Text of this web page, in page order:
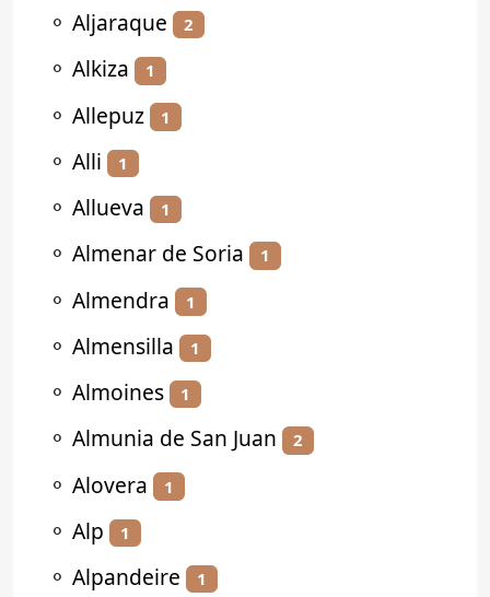
⚬ Aljaraque 2
⚬ Alkiza 1
⚬ Allepuz 1
⚬ Alli 1
⚬ Allueva 1
⚬ Almenar de Soria 1
⚬ Almendra 1
⚬ Almensilla 1
⚬ Almoines 1
⚬ Almunia de San Juan 2
⚬ Alovera 1
⚬ Alp 1
⚬ Alpandeire 1